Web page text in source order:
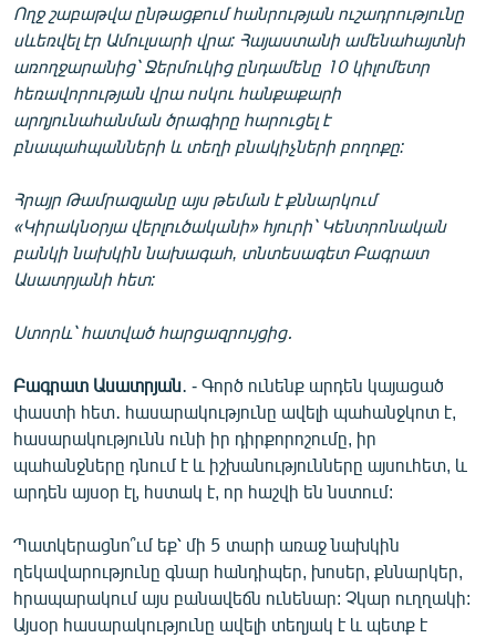
ԱՐԽԻՎ
ՏԵՍԱՆՅՈՒԹԵՐ
ԲԱՆԱՎԵՃ
ՁԳՏԵԼՈՎ ԼԱՎԱԳՈՒՅՆԻՆ
Հայերեն
English
Ողջ շաբաթվա ընթացքում հանրության ուշադրությունը
սևեռվել էր Ամուլսարի վրա: Հայաստանի ամենահայտնի
առողջարանից՝ Ջերմուկից ընդամենը 10 կիլոմետր
հեռավորության վրա ոսկու հանքաքարի
արդյունահանման ծրագիրը հարուցել է
բնապահպանների և տեղի բնակիչների բողոքը:
Հրայր Թամրազյանը այս թեման է քննարկում
«Կիրակնօրյա վերլուծականի» հյուրի՝ Կենտրոնական
բանկի նախկին նախագահ, տնտեսագետ Բագրատ
Ասատրյանի հետ:
Ստորև՝ հատված հարցազրույցից․
Բագրատ Ասատրյան ․ - Գործ ունենք արդեն կայացած
փաստի հետ․ հասարակությունը ավելի պահանջկոտ է,
հասարակությունն ունի իր դիրքորոշումը, իր
պահանջները դնում է և իշխանությունները այսուհետ, և
արդեն այսօր էլ, հստակ է, որ հաշվի են նստում:
Պատկերացնո՞ւմ եք՝ մի 5 տարի առաջ նախկին
ղեկավարությունը գնար հանդիպեր, խոսեր, քննարկեր,
հրապարակում այս բանավեճն ունենար: Չկար ուղղակի:
Այսօր հասարակությունը ավելի տեղյակ է և պետք է